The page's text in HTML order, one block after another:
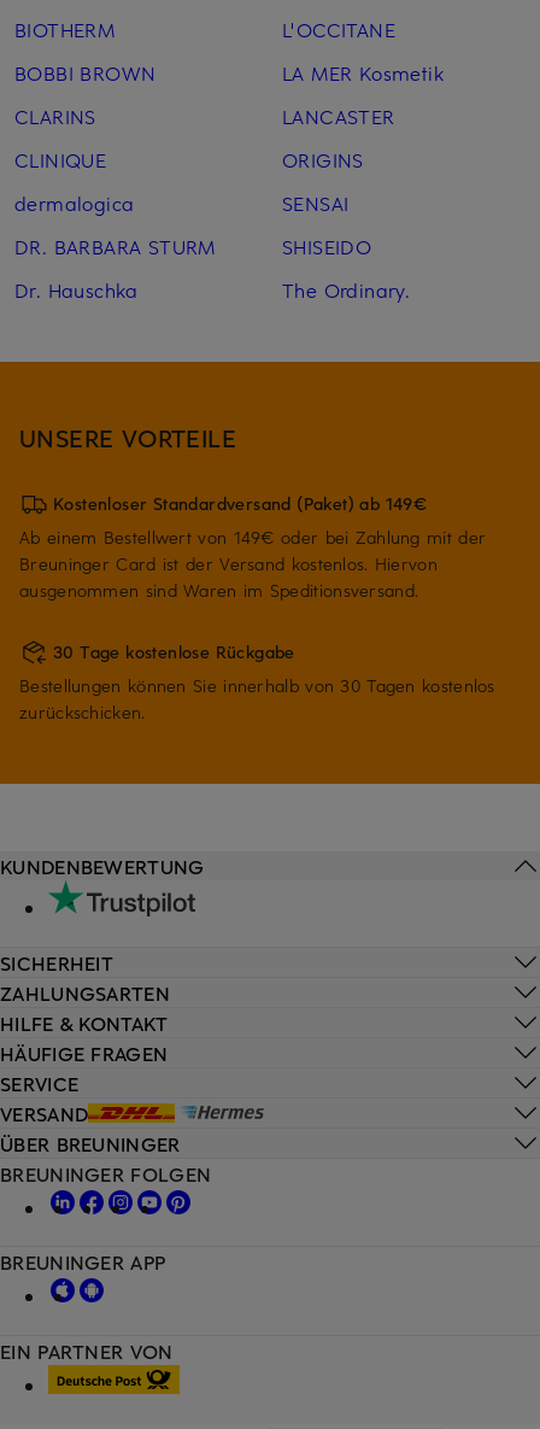
BIOTHERM
BOBBI BROWN
CLARINS
CLINIQUE
dermalogica
DR. BARBARA STURM
Dr. Hauschka
L'OCCITANE
LA MER Kosmetik
LANCASTER
ORIGINS
SENSAI
SHISEIDO
The Ordinary.
UNSERE VORTEILE
Kostenloser Standardversand (Paket) ab 149€
Ab einem Bestellwert von 149€ oder bei Zahlung mit der
Breuninger Card ist der Versand kostenlos. Hiervon
ausgenommen sind Waren im Speditionsversand.
30 Tage kostenlose Rückgabe
Bestellungen können Sie innerhalb von 30 Tagen kostenlos
zurückschicken.
HILFE & KONTAKT
HÄUFIGE FRAGEN
SERVICE
VERSAND
KUNDENBEWERTUNG
SICHERHEIT
ZAHLUNGSARTEN
ÜBER BREUNINGER
EIN PARTNER VON
BREUNINGER FOLGEN
BREUNINGER APP